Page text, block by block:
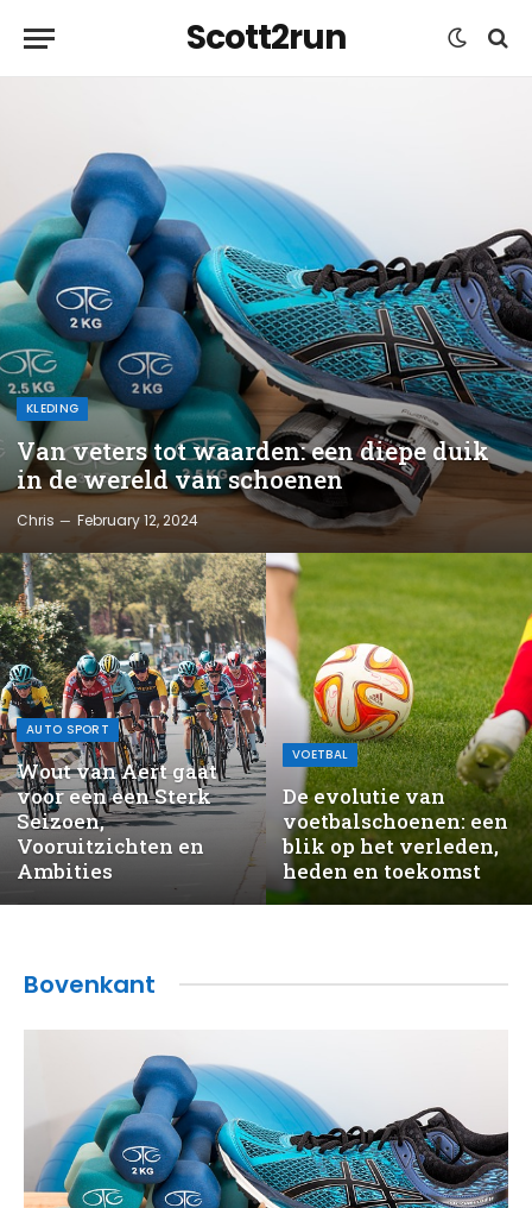
Scott2run
KLEDING
Van veters tot waarden: een diepe duik
in de wereld van schoenen
Chris February 12, 2024
AUTO SPORT
Wout van Aert gaat
voor een een Sterk
Seizoen,
Vooruitzichten en
Ambities
VOETBAL
De evolutie van
voetbalschoenen: een
blik op het verleden,
heden en toekomst
Bovenkant